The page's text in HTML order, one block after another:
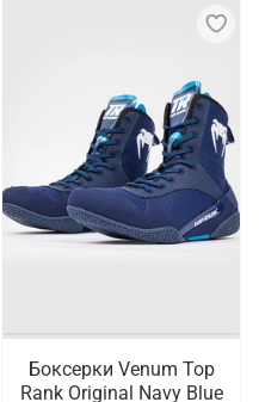
Боксерки Venum Top
Rank Original Navy Blue